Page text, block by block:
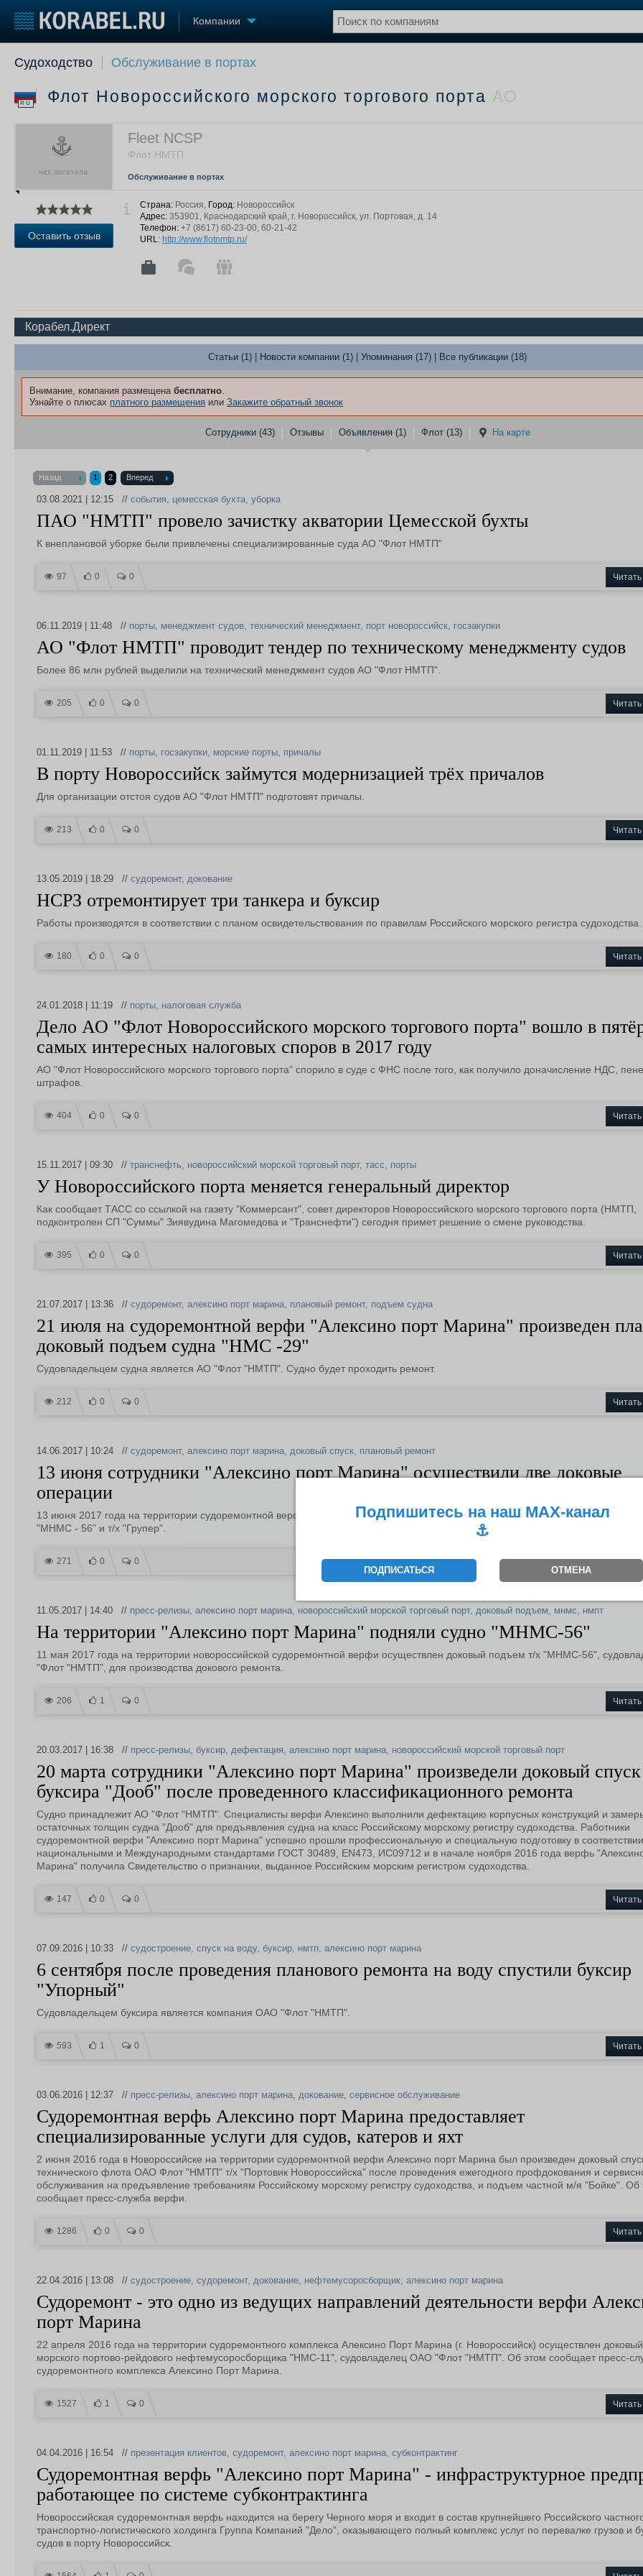
Компании
Судостроение
Новости
Репутация
Работа
Крюинг
Реклама
Торговая площадка
Продажа флота
Изделия
Материалы
Личности
Форум
Судоходство Обслуживание в портах
RU Флот Новороссийского морского торгового порта
Fleet NCSP
Флот НМТП
Обслуживание в портах
Оставить отзыв
Страна: Россия, Город: Новороссийск
Адрес: 353901, Краснодарский край, г. Новороссийск, ул. Портовая, д. 14
Телефон: +7 (8617) 60-23-00, 60-21-42
URL: http://www.flotnmtp.ru/
Корабел.Директ
Статьи (1) Новости компании (1) Упоминания (17) Все публикации (18)
Внимание, компания размещена бесплатно.
Узнайте о плюсах платного размещения или Закажите обратный звонок
Сотрудники (43) Отзывы Объявления (1) Флот (13) На карте
Назад 1 2 Вперед
03.08.2021 | 12:15 // события, цемесская бухта, уборка
ПАО "НМТП" провело зачистку акватории Цемесской бухты
К внеплановой уборке были привлечены специализированные суда АО "Флот НМТП"
97 0 0
06.11.2019 | 11:48 // порты, менеджмент судов, технический менеджмент, порт новороссийск, госзакупки
АО "Флот НМТП" проводит тендер по техническому менеджменту судов
Более 86 млн рублей выделили на технический менеджмент судов АО "Флот НМТП".
205 0 0
01.11.2019 | 11:53 // порты, госзакупки, морские порты, причалы
В порту Новороссийск займутся модернизацией трёх причалов
Для организации отстоя судов АО "Флот НМТП" подготовят причалы.
213 0 0
13.05.2019 | 18:29 // судоремонт, докование
НСРЗ отремонтирует три танкера и буксир
Работы производятся в соответствии с планом освидетельствования по правилам Российского морского регистра судоходства.
180 0 0
24.01.2018 | 11:19 // порты, налоговая служба
Дело АО "Флот Новороссийского морского торгового порта" вошло в
самых интересных налоговых споров в 2017 году
АО "Флот Новороссийского морского торгового порта" спорило в суде с ФНС после того, как получило доначисление НДС,
штрафов.
404 0 0
15.11.2017 | 09:30 // транснефть, новороссийский морской торговый порт, тасс, порты
У Новороссийского порта меняется генеральный директор
Как сообщает ТАСС со ссылкой на газету "Коммерсант", совет директоров Новороссийского морского торгового порта (НМТП,
подконтролен СП "Суммы" Зиявудина Магомедова и "Транснефти") сегодня примет решение о смене руководства.
395 0 0
21.07.2017 | 13:36 // судоремонт, алексино порт марина, плановый ремонт, подъем судна
21 июля на судоремонтной верфи "Алексино порт Марина" произведен
доковый подъем судна "НМС -29"
Судовладельцем судна является АО "Флот "НМТП". Судно будет проходить ремонт.
212 0 0
14.06.2017 | 10:24 // судоремонт, алексино порт марина, доковый спуск, плановый ремонт
13 июня сотрудники "Алексино порт Марина" осуществили две доковые
операции
13 июня 2017 года на территории судоремонтной верфи Алексино после проведения планового ремонта произведен доковый
"МНМС - 56" и т/х "Групер".
271 0 0
11.05.2017 | 14:40 // пресс-релизы, алексино порт марина, новороссийский морской торговый порт, доковый подъем, мнмс, нмпт
На территории "Алексино порт Марина" подняли судно "МНМС-56"
11 мая 2017 года на территории новороссийской судоремонтной верфи осуществлен доковый подъем т/х "МНМС-56",
"Флот "НМТП", для производства докового ремонта.
206 1 0
20.03.2017 | 16:38 // пресс-релизы, буксир, дефектация, алексино порт марина, новороссийский морской торговый порт
20 марта сотрудники "Алексино порт Марина" произведели доковый спуск
буксира "Дооб" после проведенного классификационного ремонта
Судно принадлежит АО "Флот "НМТП". Специалисты верфи Алексино выполнили дефектацию корпусных конструкций и
остаточных толщин судна "Дооб" для предъявления судна на класс Российскому морскому регистру судоходства. Работники
судоремонтной верфи "Алексино порт Марина" успешно прошли профессиональную и специальную подготовку в
национальными и Международными стандартами ГОСТ 30489, EN473, ИС09712 и в начале ноября 2016 года верфь
Марина" получила Свидетельство о признании, выданное Российским морским регистром судоходства.
147 0 0
07.09.2016 | 10:33 // судостроение, спуск на воду, буксир, нмтп, алексино порт марина
6 сентября после проведения планового ремонта на воду спустили буксир
"Упорный"
Судовладельцем буксира является компания ОАО "Флот "НМТП".
593 1 0
03.06.2016 | 12:37 // пресс-релизы, алексино порт марина, докование, сервисное обслуживание
Судоремонтная верфь Алексино порт Марина предоставляет
специализированные услуги для судов, катеров и яхт
2 июня 2016 года в Новороссийске на территории судоремонтной верфи Алексино порт Марина был произведен доковый
технического флота ОАО Флот "НМТП" т/х "Портовик Новороссийска" после проведения ежегодного профдокования и
обслуживания на предъявление требованиям Российскому морскому регистру судоходства, и подъем частной м/я "Бойке". Об
сообщает пресс-служба верфи.
1286 0 0
22.04.2016 | 13:08 // судостроение, судоремонт, докование, нефтемусоросборщик, алексино порт марина
Судоремонт - это одно из ведущих направлений деятельности верфи
порт Марина
22 апреля 2016 года на территории судоремонтного комплекса Алексино Порт Марина (г. Новороссийск) осуществлен доковый
морского портово-рейдового нефтемусоросборщика "НМС-11", судовладелец ОАО "Флот "НМТП". Об этом сообщает пресс-
судоремонтного комплекса Алексино Порт Марина.
1527 1 0
04.04.2016 | 16:54 // презентация клиентов, судоремонт, алексино порт марина, субконтрактинг
Судоремонтная верфь "Алексино порт Марина" - инфраструктурное
работающее по системе субконтрактинга
Новороссийская судоремонтная верфь находится на берегу Черного моря и входит в состав крупнейшего Российского
транспортно-логистического холдинга Группа Компаний "Дело", оказывающего полный комплекс услуг по перевалке грузов и
судов в порту Новороссийск.
Подпишитесь на наш MAX-канал
⚓️
ПОДПИСАТЬСЯ ОТМЕНА